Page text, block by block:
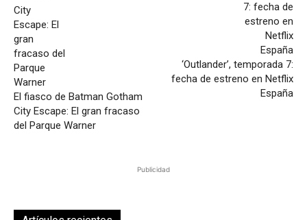
El fiasco de Batman Gotham
City Escape: El gran fracaso
del Parque Warner
‘Outlander’, temporada 7:
fecha de estreno en Netflix
España
Publicidad